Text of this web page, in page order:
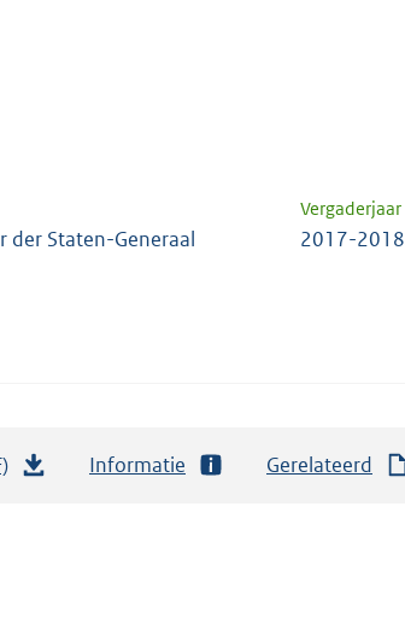
Vergaderjaar
der Staten-Generaal 2017-2018
Informatie Gerelateerd